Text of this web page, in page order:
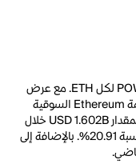
السعر الحالي لـ Ethereum هو POWR 48206.53 لكل ETH. مع عرض
متداول يبلغ 120.7M ETH، فإن هذا يعني أن قيمة Ethereum السوقية
تبلغ 229.9B. انخفض حجم تداول Ethereum بمقدار USD 1.602B خلال
الـ 24 ساعة الماضية، وهو ما يمثل انخفاض بنسبة 20.91%. بالإضافة إلى